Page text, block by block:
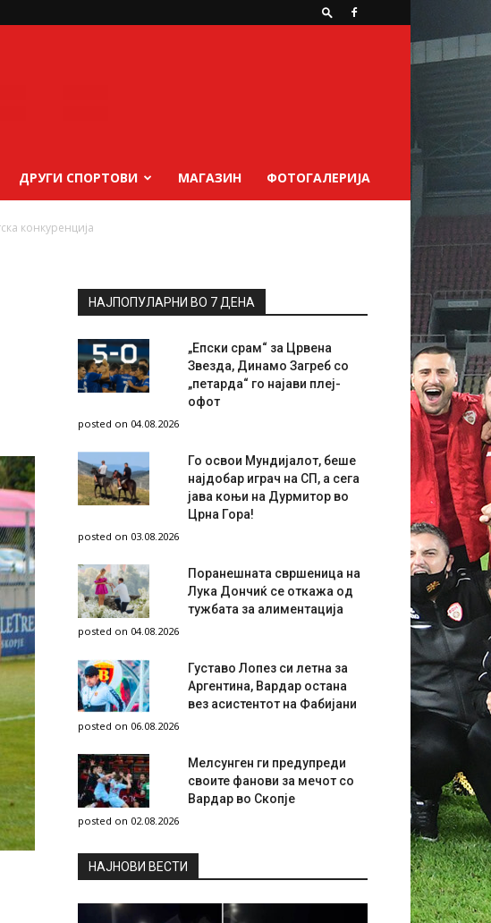
ДРУГИ СПОРТОВИ МАГАЗИН ФОТОГАЛЕРИЈА
конкуренција
НАЈПОПУЛАРНИ ВО 7 ДЕНА
„Епски срам“ за Црвена
Звезда, Динамо Загреб со
„петарда“ го најави плеј-
офот
posted on 04.08.2026
Го освои Мундијалот, беше
најдобар играч на СП, а сега
јава коњи на Дурмитор во
Црна Гора!
posted on 03.08.2026
Поранешната свршеница на
Лука Дончиќ се откажа од
тужбата за алиментација
posted on 04.08.2026
Густаво Лопез си летна за
Аргентина, Вардар остана
вез асистентот на Фабијани
posted on 06.08.2026
Мелсунген ги предупреди
своите фанови за мечот со
Вардар во Скопје
posted on 02.08.2026
НAЈНОВИ ВЕСТИ